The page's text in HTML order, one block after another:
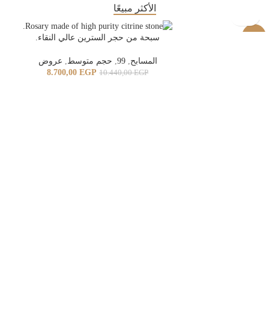
الأكثر مبيعًا
سبحة من حجر السترين عالي النقاء.
المسابح,
99
, حجم متوسط, عروض
10.440,00EGP
8.700,00EGP